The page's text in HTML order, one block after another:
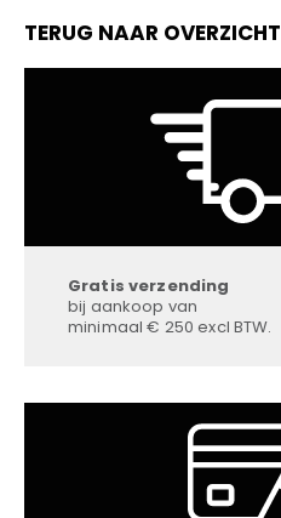
TERUG NAAR OVERZICHT
Gratis verzending
bij aankoop van
minimaal € 250 excl BTW.